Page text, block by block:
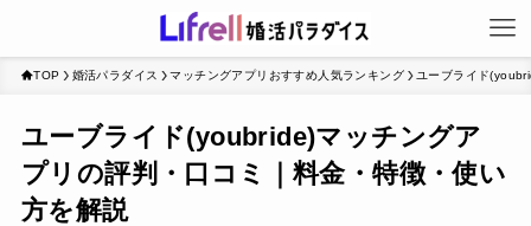
TOP 婚活パラダイス マッチングアプリおすすめ人気ランキング ユーブライド
ユーブライド(youbride)マッチングア
プリの評判・口コミ｜料金・特徴・使い
方を解説